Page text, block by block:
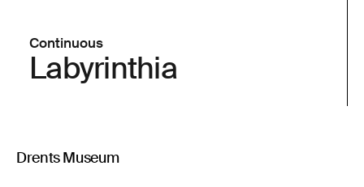
Continuous
Labyrinthia
Drents Museum